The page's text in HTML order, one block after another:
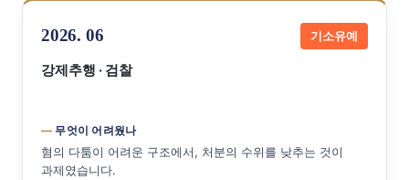
2026. 06 기소유예
강제추행 · 검찰
무엇이 어려웠나
혐의 다툼이 어려운 구조에서, 처분의 수위를 낮추는 것이
과제였습니다.